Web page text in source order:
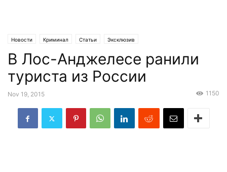
Новости Криминал Статьи Эксклюзив
В Лос-Aнджелесе ранили
туриста из России
Nov 19, 2015 1150